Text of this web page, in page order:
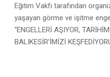
Eğitim Vakfı tarafından
yaşayan görme ve işitme
“ENGELLERİ AŞIYOR,
BALIKESİR’İMİZİ